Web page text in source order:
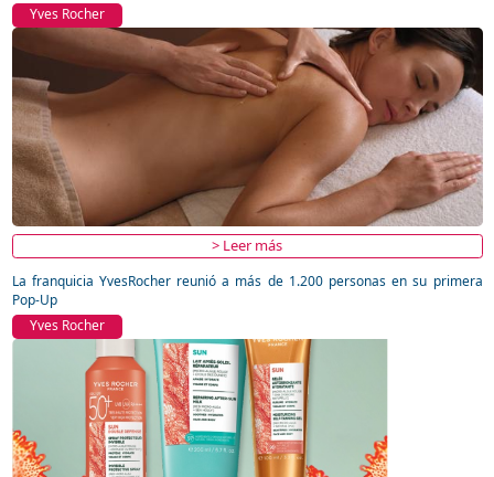
Yves Rocher
> Leer más
La franquicia YvesRocher reunió a más de 1.200 personas en su primera
Pop-Up
Yves Rocher